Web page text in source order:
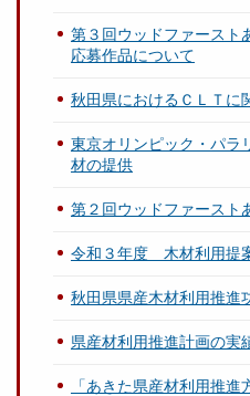
第３回ウッドファースト
応募作品について
秋田県におけるＣＬＴに
東京オリンピック・パラ
材の提供
第２回ウッドファースト
令和３年度 木材利用提
秋田県県産木材利用推進
県産材利用推進計画の実
「あきた県産材利用推進